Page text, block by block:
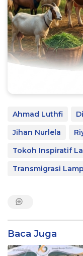
Ahmad Luthfi
Jihan Nurlela
Tokoh Inspiratif
Transmigrasi
Baca Juga